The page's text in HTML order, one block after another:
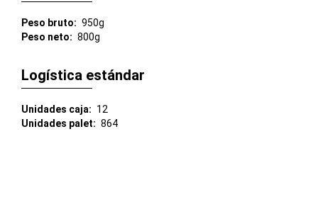
Peso bruto
950g
Peso neto
800g
Logística estándar
Unidades caja
12
Unidades palet
864